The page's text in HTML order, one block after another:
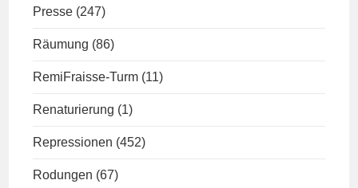
Presse (247)
Räumung (86)
RemiFraisse-Turm (11)
Renaturierung (1)
Repressionen (452)
Rodungen (67)